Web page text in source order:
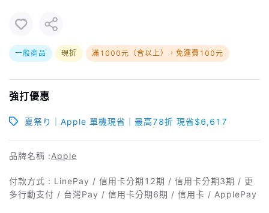
一般商品 現折 滿1000元（含以上），免運費100元
強打優惠
夏祭り｜Apple 單機現省｜最高78折 現省$6,617
品牌名稱 :Apple
付款方式 : LinePay / 信用卡分期12期 / 信用卡分期3期 / 更
多行動支付 / 台灣Pay / 信用卡分期6期 / 信用卡 / ApplePay